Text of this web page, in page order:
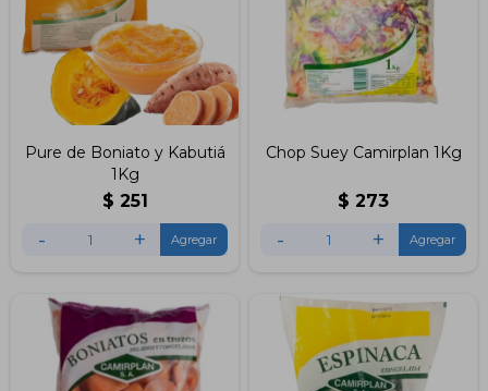
Pure de Boniato y Kabutiá
1Kg
$ 251
- +
Chop Suey Camirplan 1Kg
$ 273
- +